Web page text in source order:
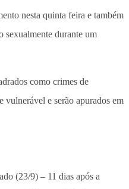
nesta quinta feira e também
sexualmente durante um
como crimes de
vulnerável e serão apurados em
(23/9) – 11 dias após a